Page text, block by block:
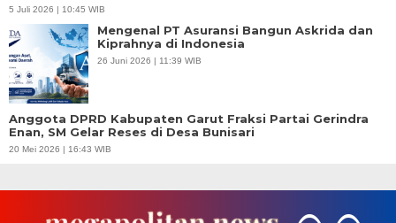
5 Juli 2026 | 10:45 WIB
Mengenal PT Asuransi Bangun Askrida dan
Kiprahnya di Indonesia
26 Juni 2026 | 11:39 WIB
Anggota DPRD Kabupaten Garut Fraksi Partai Gerindra
Enan, SM Gelar Reses di Desa Bunisari
20 Mei 2026 | 16:43 WIB